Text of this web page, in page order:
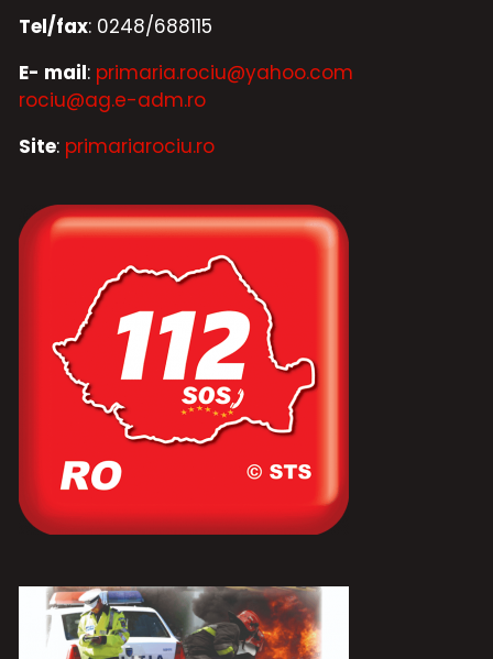
Tel/fax: 0248/688115
E- mail: primaria.rociu@yahoo.com
rociu@ag.e-adm.ro
Site: primariarociu.ro